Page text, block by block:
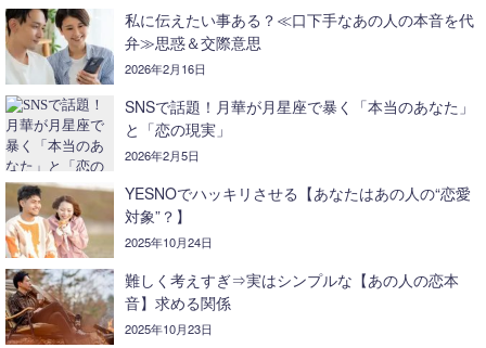
私に伝えたい事ある？≪口下手なあの人の本音を代
弁≫思惑＆交際意思
2026年2月16日
SNSで話題！月華が月星座で暴く「本当のあなた」
と「恋の現実」
2026年2月5日
YESNOでハッキリさせる【あなたはあの人の“恋愛
対象”？】
2025年10月24日
難しく考えすぎ⇒実はシンプルな【あの人の恋本
音】求める関係
2025年10月23日